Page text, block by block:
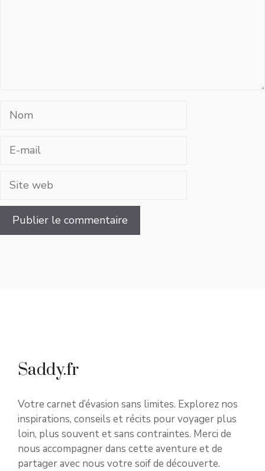
Nom
Site
Saddy.fr
Votre carnet d’évasion sans limites. Explorez nos
inspirations, conseils et récits pour voyager plus
loin, plus souvent et sans contraintes. Merci de
nous accompagner dans cette aventure et de
partager avec nous votre soif de découverte.